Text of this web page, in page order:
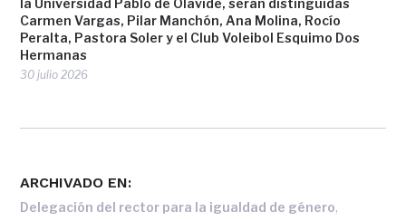
Carmen Vargas, Pilar Manchón, Ana Molina, Rocío
Peralta, Pastora Soler y el Club Voleibol Esquimo Dos
Hermanas
30 julio 2026
ARCHIVADO EN:
Delegación del rector para la igualdad de género,